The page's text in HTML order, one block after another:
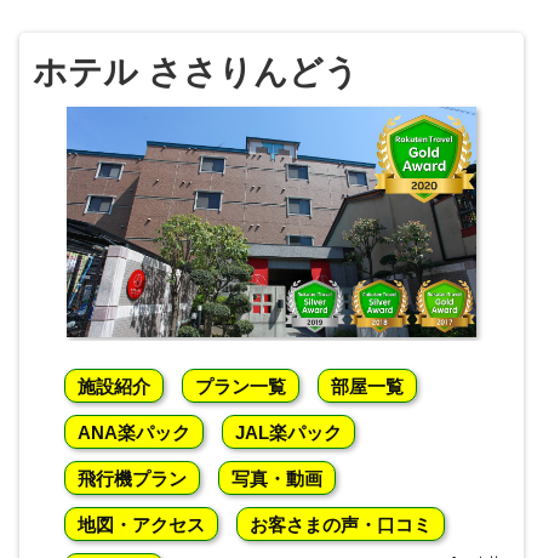
ホテル ささりんどう
施設紹介 プラン一覧 部屋一覧
ANA楽パック JAL楽パック
飛行機プラン 写真・動画
地図・アクセス お客さまの声・口コミ